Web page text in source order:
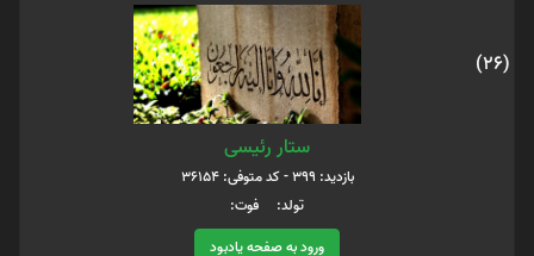
(26)
ستار رئیسی
بازدید: 399 - کد متوفی: 36154
تولد: فوت:
ورود به صفحه یادبود